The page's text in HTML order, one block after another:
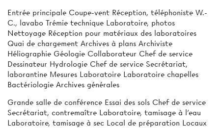
Entrée principale Coupe-vent Réception, téléphoniste W.-
C., lavabo Trémie technique Laboratoire, photos
Nettoyage Réception pour matériaux des laboratoires
Quai de chargement Archives à plans Archiviste
Héliographie Géologie Collaborateur Chef de service
Dessinateur Hydrologie Chef de service Secrétariat,
laborantine Mesures Laboratoire Laboratoire chapelles
Bactériologie Archives générales
Grande salle de conférence Essai des sols Chef de service
Secrétariat, contremaître Laboratoire, tamisage à l’eau
Laboratoire, tamisage à sec Local de préparation Locaux